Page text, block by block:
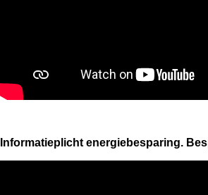
Informatieplicht energiebesparing.